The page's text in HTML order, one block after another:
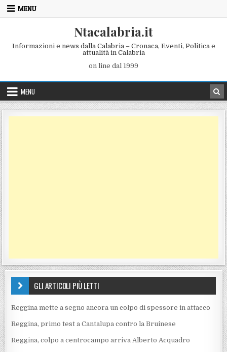
Skip to content
MENU
Ntacalabria.it
Informazioni e news dalla Calabria – Cronaca, Eventi, Politica e
attualità in Calabria
on line dal 1999
MENU
GLI ARTICOLI PIÙ LETTI
Reggina mette a segno ancora un colpo di spessore in attacco
Reggina, primo test a Cantalupa contro la Bruinese
Reggina, colpo a centrocampo arriva Alberto Acquadro